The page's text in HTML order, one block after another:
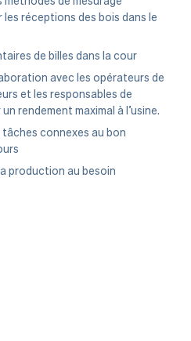
réceptions des bois dans le
de billes dans la cour
avec les opérateurs de
et les responsables de
rendement maximal à l’usine.
connexes au bon
production au besoin